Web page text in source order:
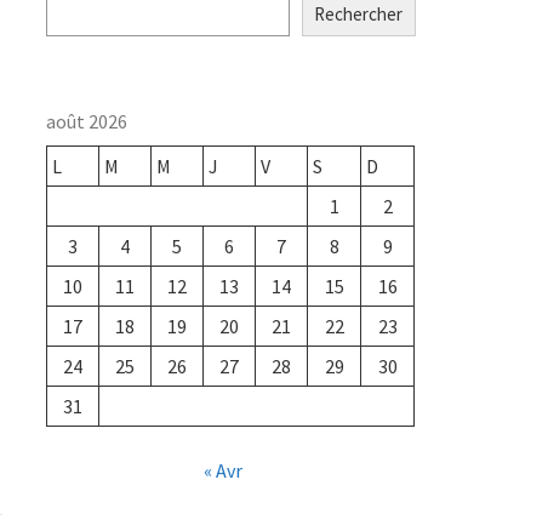
Rechercher
août 2026
L
M M J V S
D
1
2
3
4 5 6 7 8
9
10
11 12 13 14 15
16
17
18 19 20 21 22
23
24
25 26 27 28 29
30
31
« Avr